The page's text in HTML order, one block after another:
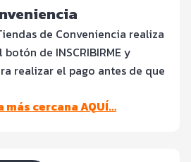
de Conveniencia realiza
de INSCRIBIRME y
realizar el pago antes de que
cercana AQUÍ…